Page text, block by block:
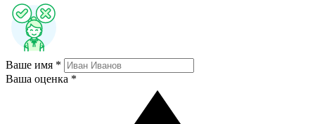
Ваше имя *
Ваша оценка *